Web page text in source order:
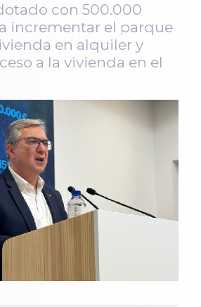
con 500.000
incrementar el parque
en alquiler y
a la vivienda en el